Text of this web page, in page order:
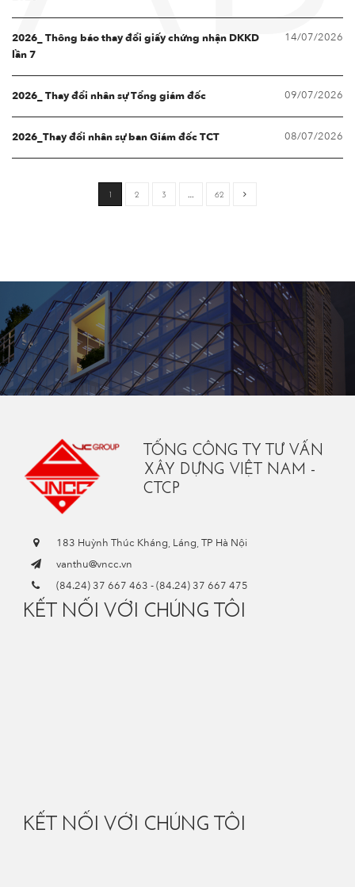
2026_ Thông báo thay đổi giấy chứng nhận DKKD
lần 7
14/07/2026
2026_ Thay đổi nhân sự Tổng giám đốc 09/07/2026
2026_Thay đổi nhân sự ban Giám đốc TCT 08/07/2026
1 2 3 … 62
TỔNG CÔNG TY TƯ VẤN
XÂY DỰNG VIỆT NAM -
CTCP
183 Huỳnh Thúc Kháng, Láng, TP Hà Nội
vanthu@vncc.vn
(84.24) 37 667 463 -(84.24) 37 667 475
KẾT NỐI VỚI CHÚNG TÔI
KẾT NỐI VỚI CHÚNG TÔI